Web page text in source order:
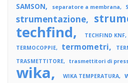
SAMSON
separatore a membrana
strumentazione
techfind TECHFIND KNF
TERMOCOPPIE termometri
TRASMETTITORE
trasmettitori di
wika WIKA TEMPERATURA